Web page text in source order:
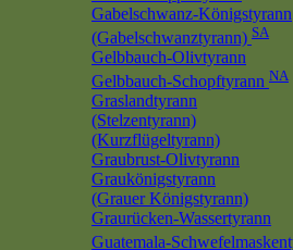
Gabelschwanz-Königstyrann
(Gabelschwanztyrann) SA
Gelbbauch-Olivtyrann
Gelbbauch-Schopftyrann NA
Graslandtyrann
(Stelzentyrann)
(Kurzflügeltyrann)
Graubrust-Olivtyrann
Graukönigstyrann
(Grauer Königstyrann)
Graurücken-Wassertyrann
Guatemala-